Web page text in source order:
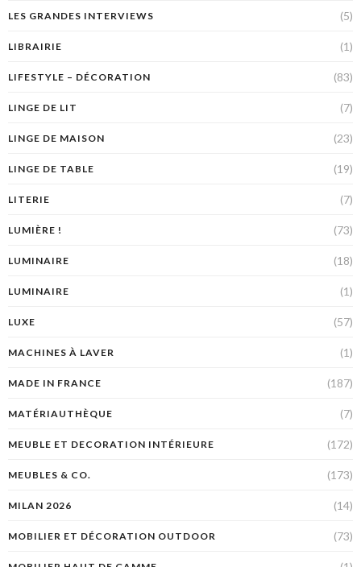
LES GRANDES INTERVIEWS (5)
LIBRAIRIE (1)
LIFESTYLE – DÉCORATION (83)
LINGE DE LIT (7)
LINGE DE MAISON (23)
LINGE DE TABLE (19)
LITERIE (7)
LUMIÈRE ! (73)
LUMINAIRE (18)
LUMINAIRE (1)
LUXE (57)
MACHINES À LAVER (1)
MADE IN FRANCE (187)
MATÉRIAUTHÈQUE (7)
MEUBLE ET DECORATION INTÉRIEURE (172)
MEUBLES & CO. (173)
MILAN 2026 (14)
MOBILIER ET DÉCORATION OUTDOOR (73)